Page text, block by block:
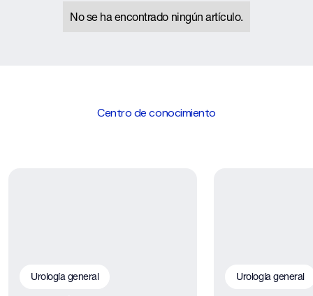
No se ha encontrado ningún artículo.
Centro de conocimiento
Urología general Urología general